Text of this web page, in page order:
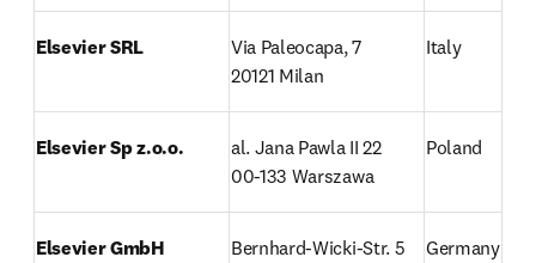
Elsevier SRL
Via Paleocapa, 7
20121 Milan
Italy
Elsevier Sp z.o.o.
al. Jana Pawla II 22
00-133 Warszawa
Poland
Elsevier GmbH
Bernhard-Wicki-Str. 5
Germany